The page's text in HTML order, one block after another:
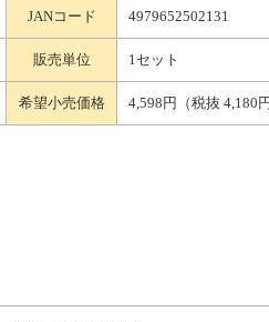
JANコード 4979652502131
販売単位 1セット
希望小売価格 4,598円（税抜 4,180円